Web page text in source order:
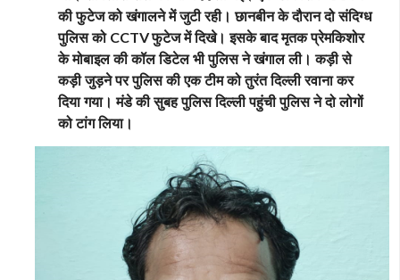
की फुटेज को खंगालने में जुटी रही। छानबीन के दौरान दो संदिग्ध
पुलिस को CCTVफुटेज में दिखे। इसके बाद मृतक प्रेमकिशोर
के मोबाइल की कॉल डिटेल भी पुलिस ने खंगाल ली। कड़ी से
कड़ी जुड़ने पर पुलिस की एक टीम को तुरंत दिल्ली रवाना कर
दिया गया।मंडे की सुबह पुलिस दिल्ली पहुंची पुलिस ने दो लोगों
को टांग लिया।